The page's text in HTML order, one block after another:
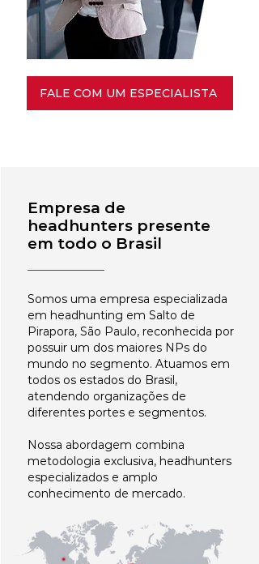
FALE COM UM ESPECIALISTA
Empresa de
headhunters presente
em todo o Brasil
Somos uma empresa especializada
em headhunting em Salto de
Pirapora, São Paulo, reconhecida por
possuir um dos maiores NPs do
mundo no segmento. Atuamos em
todos os estados do Brasil,
atendendo organizações de
diferentes portes e segmentos.
Nossa abordagem combina
metodologia exclusiva, headhunters
especializados e amplo
conhecimento de mercado.